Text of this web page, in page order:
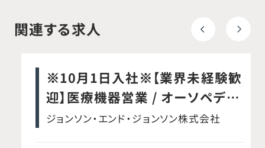
関連する求人
※10月1日入社※【業界未経験歓
迎】医療機器営業 / オーソペディ
ックス事業本部 / スパイン事業部
ジョンソン・エンド・ジョンソン株式会社